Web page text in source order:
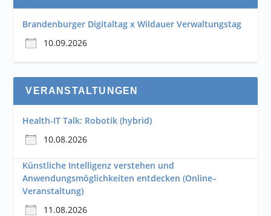
Brandenburger Digitaltag x Wildauer Verwaltungstag
10.09.2026
VERANSTALTUNGEN
Health-IT Talk: Robotik (hybrid)
10.08.2026
Künstliche Intelligenz verstehen und
Anwendungsmöglichkeiten entdecken (Online–
Veranstaltung)
11.08.2026